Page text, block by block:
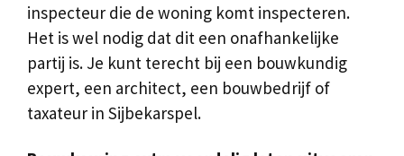
inspecteur die de woning komt inspecteren.
Het is wel nodig dat dit een onafhankelijke
partij is. Je kunt terecht bij een bouwkundig
expert, een architect, een bouwbedrijf of
taxateur in Sijbekarspel.